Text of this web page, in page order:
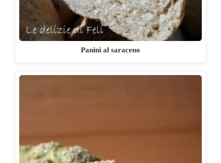
Panini al saraceno